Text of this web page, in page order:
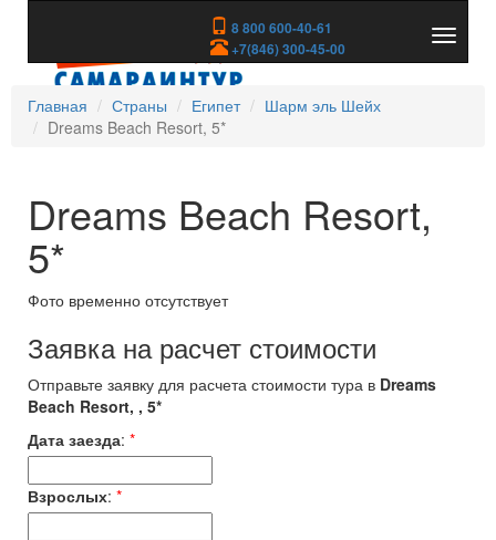
8 800 600-40-61
+7(846) 300-45-00
скрыть
Главная
Страны Египет
Шарм эль Шейх
Dreams Beach Resort, 5*
Dreams Beach Resort,
5*
Фото временно отсутствует
Заявка на расчет стоимости
Отправьте заявку для расчета стоимости тура в Dreams
Beach Resort, , 5*
Дата заезда: *
Взрослых: *